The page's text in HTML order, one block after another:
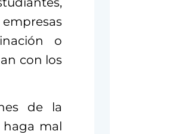
o
con los
de la
mal